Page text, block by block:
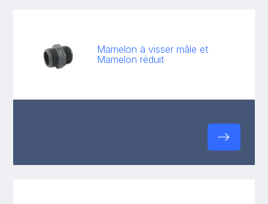
Mamelon à visser mâle et
Mamelon réduit